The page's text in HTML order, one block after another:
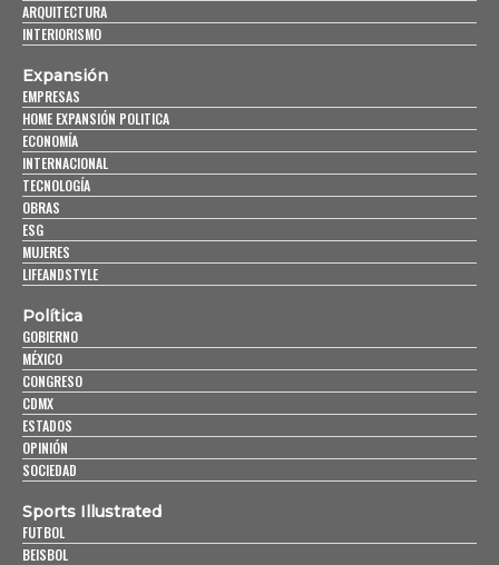
ARQUITECTURA
INTERIORISMO
Expansión
EMPRESAS
HOME EXPANSIÓN POLITICA
ECONOMÍA
INTERNACIONAL
TECNOLOGÍA
OBRAS
ESG
MUJERES
LIFEANDSTYLE
Política
GOBIERNO
MÉXICO
CONGRESO
CDMX
ESTADOS
OPINIÓN
SOCIEDAD
Sports Illustrated
FUTBOL
BEISBOL